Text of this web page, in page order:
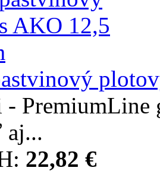
-
aj...
22,82 €